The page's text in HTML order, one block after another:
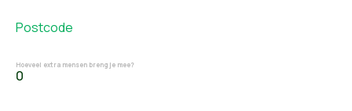
Postcode
Hoeveel extra mensen breng je mee?